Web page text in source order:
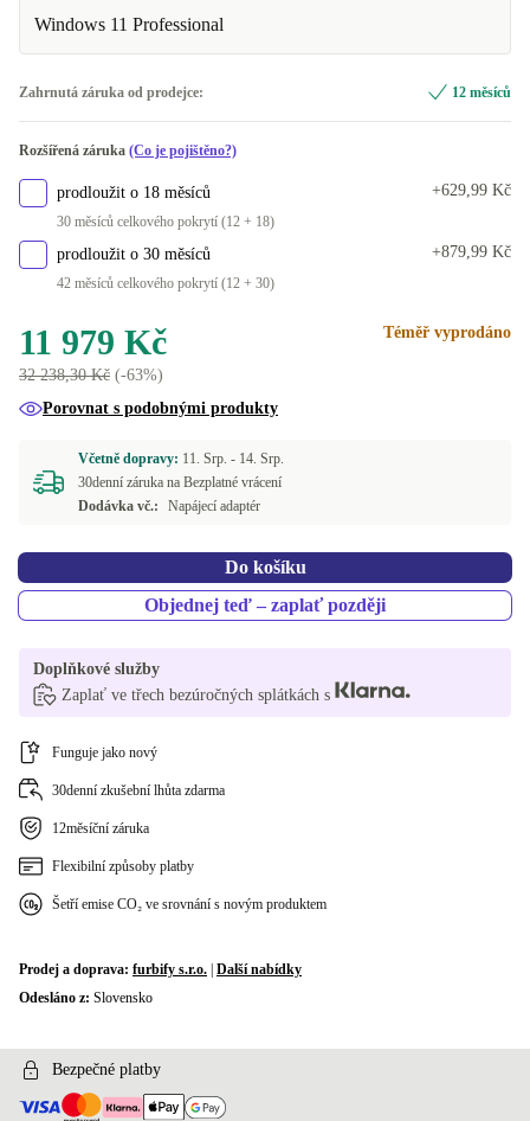
CZ (česky)
PT (portugalština)
Windows 11 Professional
Zahrnutá záruka od prodejce: 12 měsíců
Rozšířená záruka (Co je pojištěno?)
prodloužit o 18 měsíců
30 měsíců celkového pokrytí (12 + 18)
+629,99 Kč
prodloužit o 30 měsíců
42 měsíců celkového pokrytí (12 + 30)
+879,99 Kč
11 979 Kč
32 238,30 Kč (-63%)
Téměř vyprodáno
Porovnat s podobnými produkty
Včetně dopravy: 11. Srp. - 14. Srp.
30denní záruka na Bezplatné vrácení
Dodávka vč.:
Napájecí adaptér
Do košíku
Objednej teď – zaplať později
Doplňkové služby
Zaplať ve třech bezúročných splátkách s
Funguje jako nový
30denní zkušební lhůta zdarma
12měsíční záruka
Flexibilní způsoby platby
Šetří emise CO₂ ve srovnání s novým produktem
Prodej a doprava: furbify s.r.o. Další nabídky
Odesláno z: Slovensko
Bezpečné platby